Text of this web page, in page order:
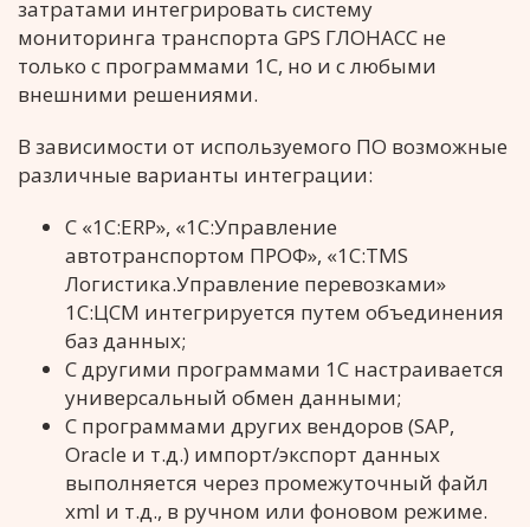
затратами интегрировать систему
мониторинга транспорта GPS ГЛОНАСС не
только с программами 1С, но и с любыми
внешними решениями.
В зависимости от используемого ПО возможные
различные варианты интеграции:
С «1С:ERP», «1С:Управление
автотранспортом ПРОФ», «1С:TMS
Логистика.Управление перевозками»
1С:ЦСМ интегрируется путем объединения
баз данных;
С другими программами 1С настраивается
универсальный обмен данными;
С программами других вендоров (SAP,
Oracle и т.д.) импорт/экспорт данных
выполняется через промежуточный файл
xml и т.д., в ручном или фоновом режиме.